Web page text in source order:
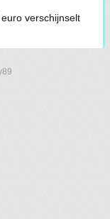
verschijnselt